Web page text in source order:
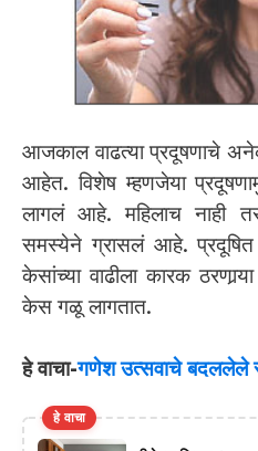
आजकाल वाढत्या प्रदूषणाचे
आहेत. विशेष म्हणजेया
लागलं आहे. महिलाच नाही
समस्येने ग्रासलं आहे. प्रदूषित
केसांच्या वाढीला कारक
केस गळू लागतात.
हे वाचा-गणेश उत्सवाचे बदललेले
हे वाचा